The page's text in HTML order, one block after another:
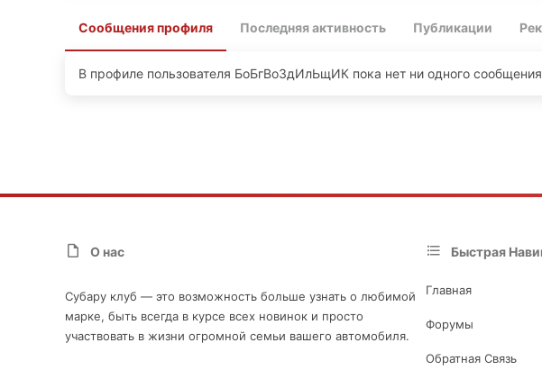
Сообщения профиля Последняя активность Публикации
В профиле пользователя БоБгВоЗдИлЬщИК пока нет ни одного
О нас
Субару клуб — это возможность больше узнать о любимой
марке, быть всегда в курсе всех новинок и просто
участвовать в жизни огромной семьи вашего автомобиля.
Быстрая
Главная
Форумы
Обратная Связь